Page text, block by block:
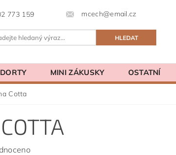
773 159 mcech@email.cz
MINI ZÁKUSKY OSTATNÍ
Cotta